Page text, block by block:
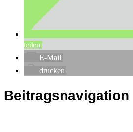
teilen
E-Mail
drucken
Beitragsnavigation